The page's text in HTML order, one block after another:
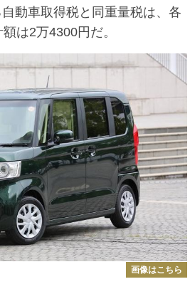
動車取得税と同重量税は、各
は2万4300円だ。
画像はこちら